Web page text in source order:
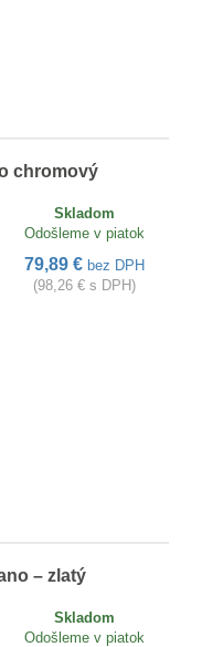
chromový
Skladom
Odošleme v piatok
79,89 € bez DPH
(98,26 € s DPH)
– zlatý
Skladom
Odošleme v piatok